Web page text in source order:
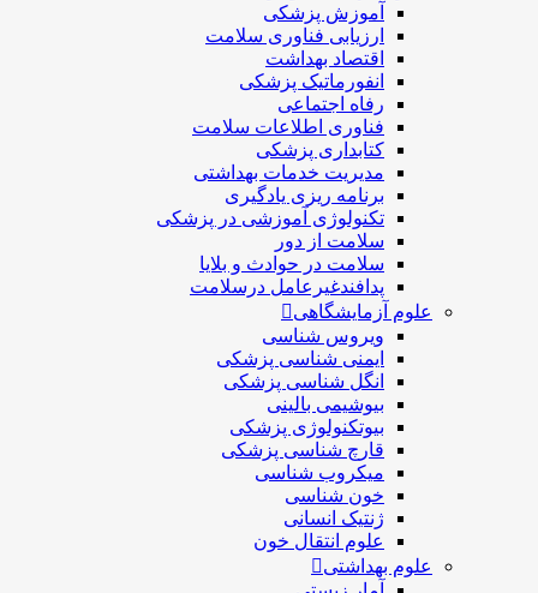
آموزش پزشکی
ارزیابی فناوری سلامت
اقتصاد بهداشت
انفورماتیک پزشکی
رفاه اجتماعی
فناوری اطلاعات سلامت
کتابداری پزشکی
مديريت خدمات بهداشتی
برنامه ریزی یادگیری
تکنولوژی آموزشی در پزشکی
سلامت از دور
سلامت در حوادث و بلایا
پدافندغیرعامل درسلامت
علوم آزمایشگاهی
ویروس شناسی
ایمنی شناسی پزشكی
انگل شناسی پزشکی
بیوشیمی بالینی
بیوتکنولوژی پزشکی
قارچ شناسی پزشکی
ميكروب شناسی
خون شناسی
ژنتیک انسانی
علوم انتقال خون
علوم بهداشتی